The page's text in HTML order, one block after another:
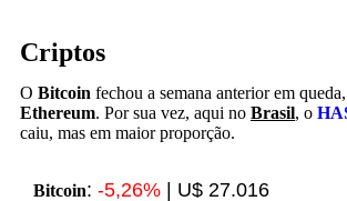
Criptos
O Bitcoin fechou a semana anterior em
Ethereum. Por sua vez, aqui no Brasil, o
caiu, mas em maior proporção.
Bitcoin: -5,26% | U$ 27.016